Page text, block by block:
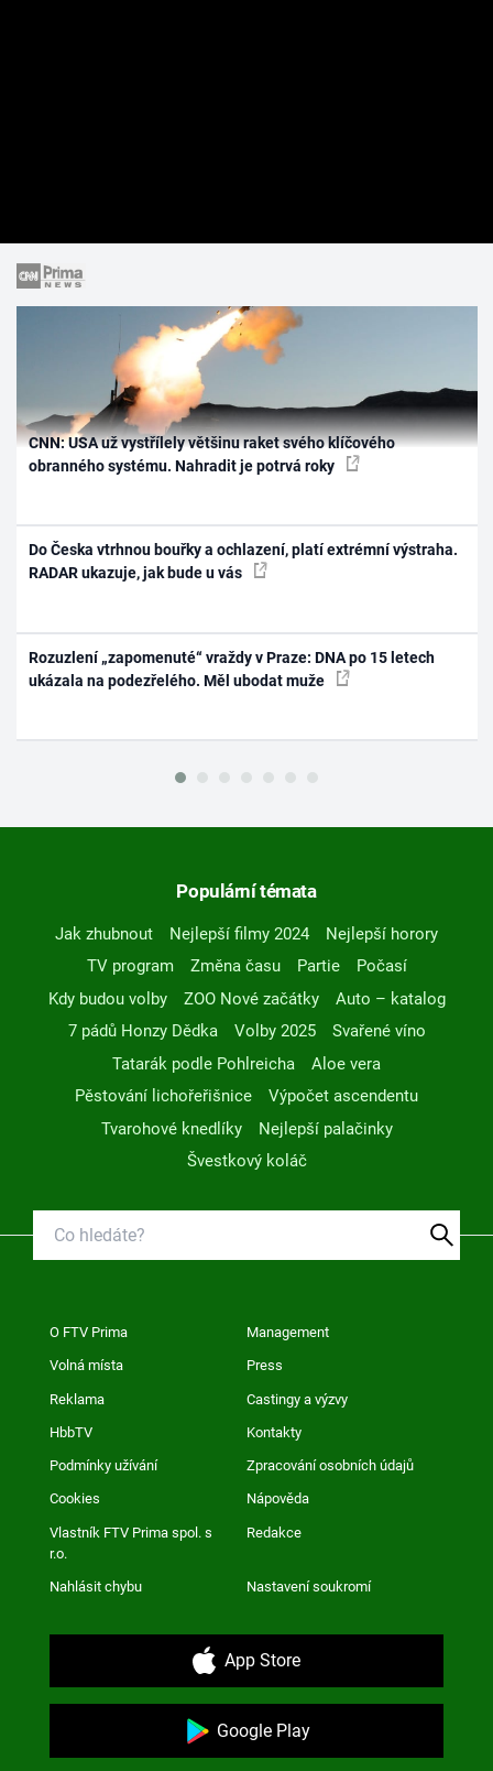
CNN: USA už vystřílely většinu raket svého klíčového
obranného systému. Nahradit je potrvá roky
Do Česka vtrhnou bouřky a ochlazení, platí extrémní výstraha.
RADAR ukazuje, jak bude u vás
Rozuzlení „zapomenuté“ vraždy v Praze: DNA po 15 letech
ukázala na podezřelého. Měl ubodat muže
Populární témata
Jak zhubnout Nejlepší filmy 2024
Nejlepší horory
TV program
Změna času Partie
Počasí
Kdy budou volby
ZOO Nové začátky
Auto – katalog
7 pádů Honzy Dědka
Volby 2025
Svařené víno
Tatarák podle Pohlreicha
Aloe vera
Pěstování lichořeřišnice
Výpočet ascendentu
Tvarohové knedlíky
Nejlepší palačinky
Švestkový koláč
O FTV Prima Management
Volná místa Press
Reklama Castingy a výzvy
HbbTV Kontakty
Podmínky užívání Zpracování osobních údajů
Cookies Nápověda
Vlastník FTV Prima spol. s
r.o.
Redakce
Nahlásit chybu Nastavení soukromí
App Store
Google Play